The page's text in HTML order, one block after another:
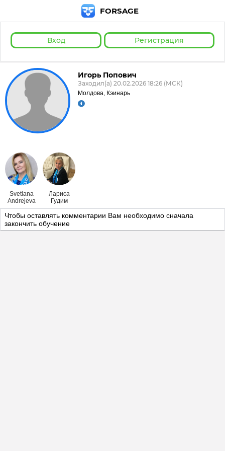
FORSAGE
Вход Регистрация
Игорь Попович
Заходил(а) 20.02.2026 18:26 (МСК)
Молдова, Кэинарь
Svetlana
Andrejeva
Лариса
Гудим
Чтобы оставлять комментарии Вам необходимо сначала
закончить обучение